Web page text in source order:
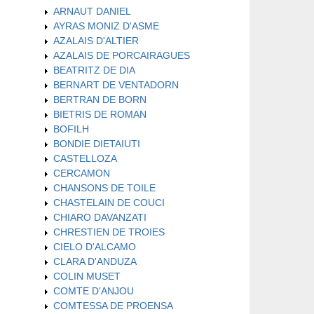
ARNAUT DANIEL
AYRAS MONIZ D'ASME
AZALAIS D'ALTIER
AZALAIS DE PORCAIRAGUES
BEATRITZ DE DIA
BERNART DE VENTADORN
BERTRAN DE BORN
BIETRIS DE ROMAN
BOFILH
BONDIE DIETAIUTI
CASTELLOZA
CERCAMON
CHANSONS DE TOILE
CHASTELAIN DE COUCI
CHIARO DAVANZATI
CHRESTIEN DE TROIES
CIELO D'ALCAMO
CLARA D'ANDUZA
COLIN MUSET
COMTE D'ANJOU
COMTESSA DE PROENSA